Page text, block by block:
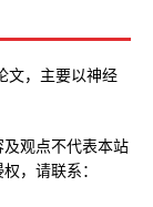
文，主要以神经
观点不代表本站
，请联系：